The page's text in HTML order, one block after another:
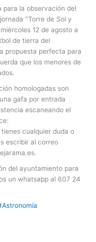
para la observación del
"Torre de Sol y
12 de agosto a
de tierra del
propuesta perfecta para
que los menores de
homologadas son
gafa por entrada
escaneando el
tienes cualquier duda o
escribir al correo
.
del ayuntamiento para
un whatsapp al 607 24